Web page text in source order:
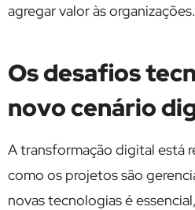
agregar valor às organizações.
Os desafios
novo cenário
A transformação digital está
como os projetos são
novas tecnologias é